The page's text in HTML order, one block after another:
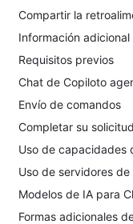
Compartir la
Información adicional
Requisitos previos
Chat de Copiloto
Envío de comandos
Completar su solicitud
Uso de capacidades
Uso de servidores
Modelos de IA para
Formas adicionales